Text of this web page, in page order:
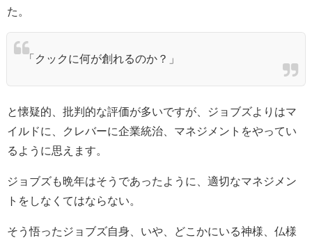
た。
「クックに何が創れるのか？」
と懐疑的、批判的な評価が多いですが、ジョブズよりはマ
イルドに、クレバーに企業統治、マネジメントをやってい
るように思えます。
ジョブズも晩年はそうであったように、適切なマネジメン
トをしなくてはならない。
そう悟ったジョブズ自身、いや、どこかにいる神様、仏様